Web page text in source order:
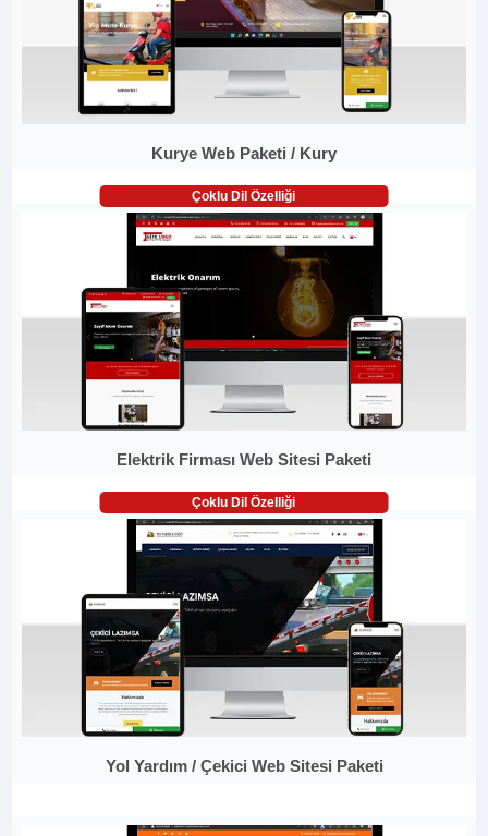
Kurye Web Paketi / Kury
Çoklu Dil Özelliği
Elektrik Firması Web Sitesi Paketi
Çoklu Dil Özelliği
Yol Yardım / Çekici Web Sitesi Paketi